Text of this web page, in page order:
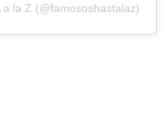
la Z (@famososhastalaz)